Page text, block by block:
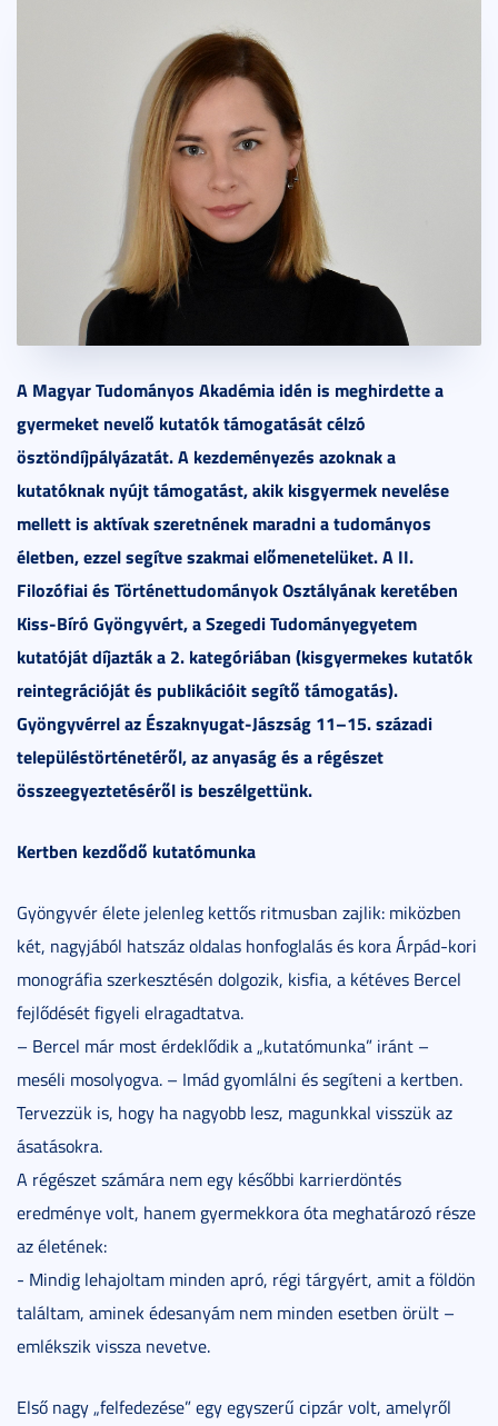
A Magyar Tudományos Akadémia idén is meghirdette a
gyermeket nevelő kutatók támogatását célzó
ösztöndíjpályázatát. A kezdeményezés azoknak a
kutatóknak nyújt támogatást, akik kisgyermek nevelése
mellett is aktívak szeretnének maradni a tudományos
életben, ezzel segítve szakmai előmenetelüket. A II.
Filozófiai és Történettudományok Osztályának keretében
Kiss-Bíró Gyöngyvért, a Szegedi Tudományegyetem
kutatóját díjazták a 2. kategóriában (kisgyermekes kutatók
reintegrációját és publikációit segítő támogatás).
Gyöngyvérrel az Északnyugat-Jászság 11–15. századi
településtörténetéről, az anyaság és a régészet
összeegyeztetéséről is beszélgettünk.
Kertben kezdődő kutatómunka
Gyöngyvér élete jelenleg kettős ritmusban zajlik: miközben
két, nagyjából hatszáz oldalas honfoglalás és kora Árpád-kori
monográfia szerkesztésén dolgozik, kisfia, a kétéves Bercel
fejlődését figyeli elragadtatva.
– Bercel már most érdeklődik a „kutatómunka” iránt –
meséli mosolyogva. – Imád gyomlálni és segíteni a kertben.
Tervezzük is, hogy ha nagyobb lesz, magunkkal visszük az
ásatásokra.
A régészet számára nem egy későbbi karrierdöntés
eredménye volt, hanem gyermekkora óta meghatározó része
az életének:
- Mindig lehajoltam minden apró, régi tárgyért, amit a földön
találtam, aminek édesanyám nem minden esetben örült –
emlékszik vissza nevetve.
Első nagy „felfedezése” egy egyszerű cipzár volt, amelyről